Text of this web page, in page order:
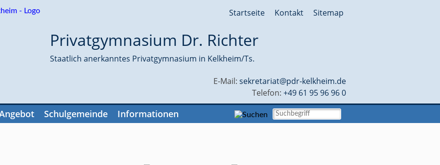
Sitemap
Kontakt
Startseite
Privatgymnasium Dr. Richter
Staatlich anerkanntes Privatgymnasium in Kelkheim/Ts.
E-Mail: sekretariat@pdr-kelkheim.de
Telefon: +49 61 95 96 96 0
Schulgemeinde Informationen